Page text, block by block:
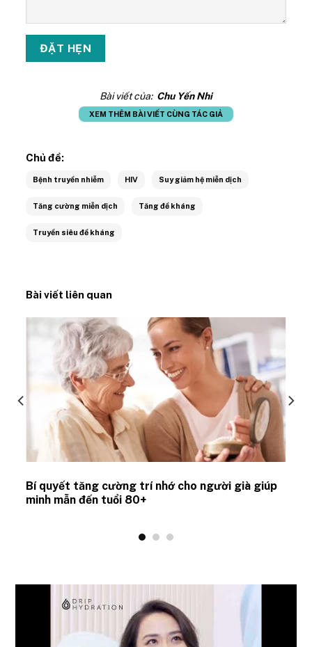
Bài viết của: Chu Yến Nhi
XEM THÊM BÀI VIẾT CÙNG TÁC GIẢ
Chủ đề:
Bệnh truyền nhiễm HIV Suy giảm hệ miễn dịch
Tăng cường miễn dịch Tăng đề kháng
Truyền siêu đề kháng
Bài viết liên quan
Bí quyết tăng cường trí nhớ cho người già giúp
minh mẫn đến tuổi 80+